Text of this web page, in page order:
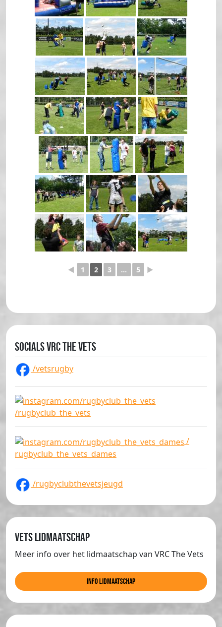
◄ 1 2 3 ... 5 ►
Socials VRC The Vets
/vetsrugby
/rugbyclub_the_vets
/
rugbyclub_the_vets_dames
/rugbyclubthevetsjeugd
Vets lidmaatschap
Meer info over het lidmaatschap van VRC The Vets
info lidmaatschap